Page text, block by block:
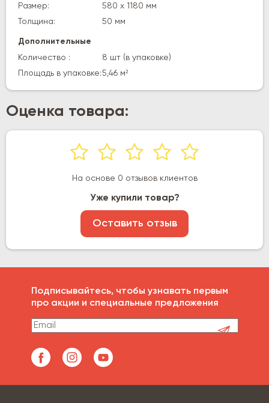
Размер:
580 х 1180 мм
Толщина:
50 мм
Дополнительные
Количество :
8 шт (в упаковке)
Площадь в упаковке:5,46 м²
Оценка товара:
На основе 0 отзывов клиентов
Уже купили товар?
Оставить отзыв
Подписывайтесь, чтобы узнавать первым
про акции и специальные предложения